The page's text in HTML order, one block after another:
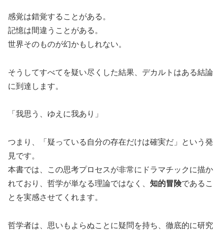
感覚は錯覚することがある。
記憶は間違うことがある。
世界そのものが幻かもしれない。
そうしてすべてを疑い尽くした結果、デカルトはある結論
に到達します。
「我思う、ゆえに我あり」
つまり、「疑っている自分の存在だけは確実だ」という発
見です。
本書では、この思考プロセスが非常にドラマチックに描か
れており、哲学が単なる理論ではなく、 知的冒険であるこ
とを実感させてくれます。
哲学者は、思いもよらぬことに疑問を持ち、徹底的に研究